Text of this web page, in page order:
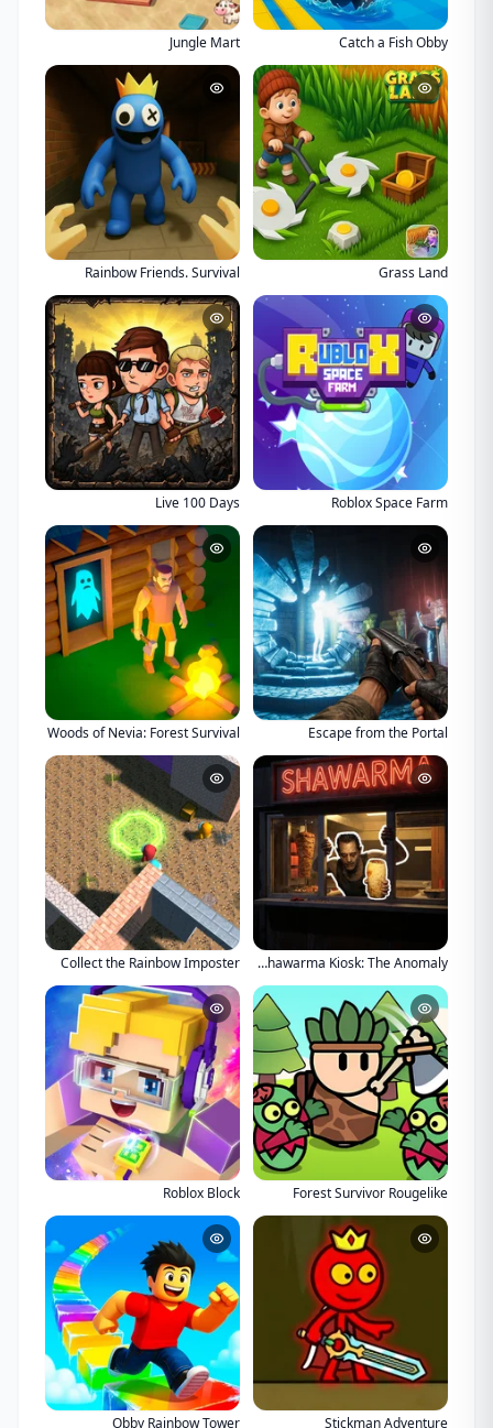
Catch a Fish Obby
Jungle Mart
Grass Land
Rainbow Friends. Survival
Roblox Space Farm
Live 100 Days
Escape from the Portal
Woods of Nevia: Forest Survival
Scary Shawarma Kiosk: The Anomaly
Collect the Rainbow Imposter
Forest Survivor Rougelike
Roblox Block
Stickman Adventure
Obby Rainbow Tower